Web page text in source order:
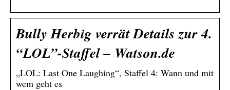
Bully Herbig verrät Details zur 4.
“LOL”-Staffel – Watson.de
„LOL: Last One Laughing“, Staffel 4: Wann und mit
wem geht es